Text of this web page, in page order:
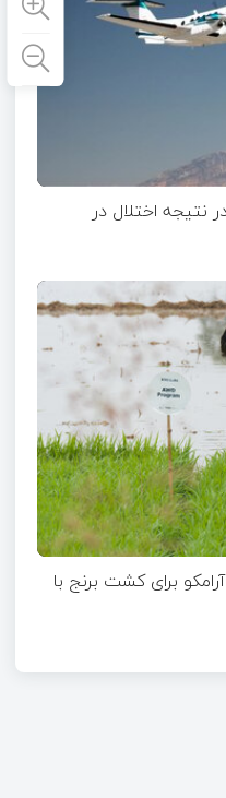
نتیجه اختلال در
دلاری آرامکو برای کشت برنج با